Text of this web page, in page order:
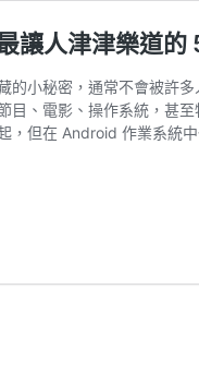
讓人津津樂道
的小秘密，通常不會被許
目、電影、操作系統，甚
，但在 Android 作業系統